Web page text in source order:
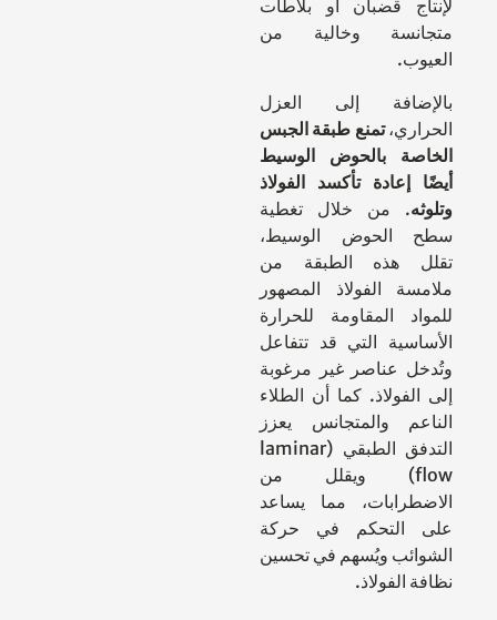
لإنتاج قضبان أو بلاطات
متجانسة وخالية من
العيوب.
بالإضافة إلى العزل
الحراري،تمنع طبقة الجبس
الخاصة بالحوض الوسيط
أيضًا إعادة تأكسد الفولاذ
وتلوثه. من خلال تغطية
سطح الحوض الوسيط،
تقلل هذه الطبقة من
ملامسة الفولاذ المصهور
للمواد المقاومة للحرارة
الأساسية التي قد تتفاعل
وتُدخل عناصر غير مرغوبة
إلى الفولاذ. كما أن الطلاء
الناعم والمتجانس يعزز
التدفق الطبقي (laminar
flow) ويقلل من
الاضطرابات، مما يساعد
على التحكم في حركة
الشوائب ويُسهم في تحسين
نظافة الفولاذ.